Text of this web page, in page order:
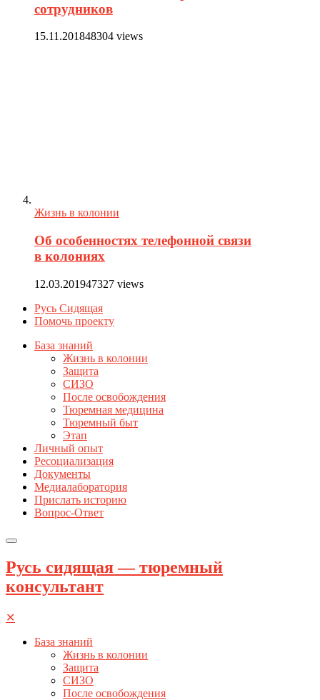
сотрудников
15.11.201848304 views
Жизнь в колонии
Об особенностях телефонной связи
в колониях
12.03.201947327 views
Русь Сидящая
Помочь проекту
База знаний
Жизнь в колонии
Защита
СИЗО
После освобождения
Тюремная медицина
Тюремный быт
Этап
Личный опыт
Ресоциализация
Документы
Медиалаборатория
Прислать историю
Вопрос-Ответ
Русь сидящая — тюремный
консультант
✕
База знаний
Жизнь в колонии
Защита
СИЗО
После освобождения